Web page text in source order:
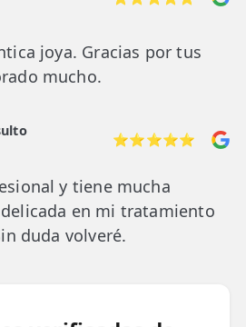
joya. Gracias por tus
mucho.
⭐⭐⭐⭐⭐
y tiene mucha
en mi tratamiento
duda volveré.